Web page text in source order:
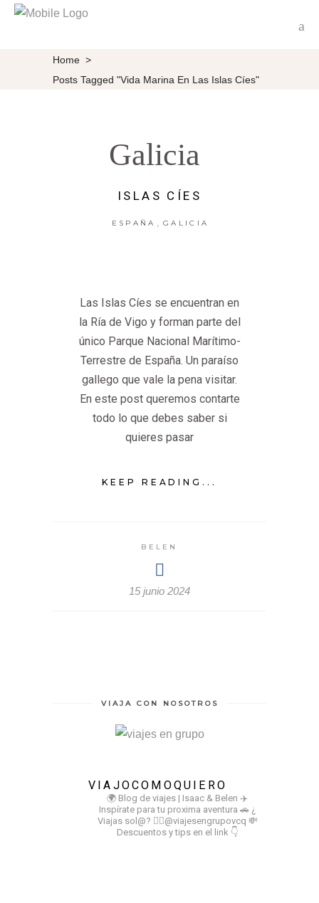
Home >
Posts Tagged "Vida Marina En Las Islas Cíes"
Galicia
ISLAS CÍES
ESPAÑA GALICIA
Las Islas Cíes se encuentran en
la Ría de Vigo y forman parte del
único Parque Nacional Marítimo-
Terrestre de España. Un paraíso
gallego que vale la pena visitar.
En este post queremos contarte
todo lo que debes saber si
quieres pasar
KEEP READING...
BELEN
15 junio 2024
VIAJA CON NOSOTROS
VIAJOCOMOQUIERO
🌍 Blog de viajes | Isaac & Belen ✈️
Inspírate para tu proxima aventura 🚗 ¿
Viajas sol@? 👉🏻@viajesengrupovcq 💸
Descuentos y tips en el link 👇